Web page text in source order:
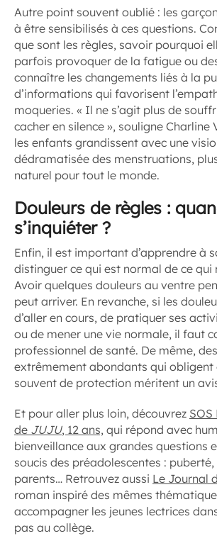
Autre point souvent oublié : les
à être sensibilisés à ces questions.
que sont les règles, savoir pourquoi
parfois provoquer de la fatigue ou
connaître les changements liés à la
d’informations qui favorisent
moqueries. « Il ne s’agit plus de
cacher en silence », souligne Charline
les enfants grandissent avec une
dédramatisée des menstruations,
naturel pour tout le monde.
Douleurs de règles :
s’inquiéter ?
Enfin, il est important d’apprendre à
distinguer ce qui est normal de ce qui
Avoir quelques douleurs au ventre
peut arriver. En revanche, si les
d’aller en cours, de pratiquer ses
ou de mener une vie normale, il faut
professionnel de santé. De même,
extrêmement abondants qui obligent
souvent de protection méritent un
Et pour aller plus loin, découvrez SOS
de JUJU, 12 ans, qui répond avec
bienveillance aux grandes questions
soucis des préadolescentes :
parents… Retrouvez aussi Le Journal
roman inspiré des mêmes
accompagner les jeunes lectrices
pas au collège.